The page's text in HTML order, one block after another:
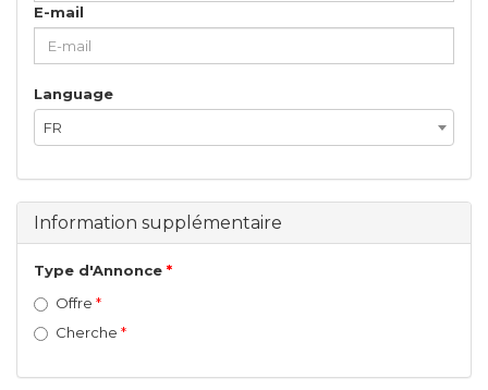
E-mail
Language
FR
Information supplémentaire
Type d'Annonce
Offre
Cherche